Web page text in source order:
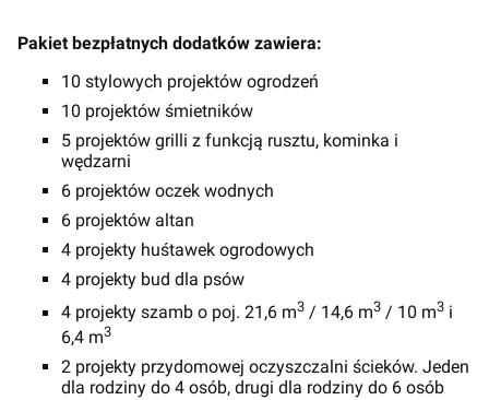
Pakiet bezpłatnych dodatków zawiera:
10 stylowych projektów ogrodzeń
10 projektów śmietników
5 projektów grilli z funkcją rusztu, kominka i
wędzarni
6 projektów oczek wodnych
6 projektów altan
4 projekty huśtawek ogrodowych
4 projekty bud dla psów
4 projekty szamb o poj. 21,6 m3 / 14,6 m3 / 10 m3 i
6,4 m3
2 projekty przydomowej oczyszczalni ścieków. Jeden
dla rodziny do 4 osób, drugi dla rodziny do 6 osób